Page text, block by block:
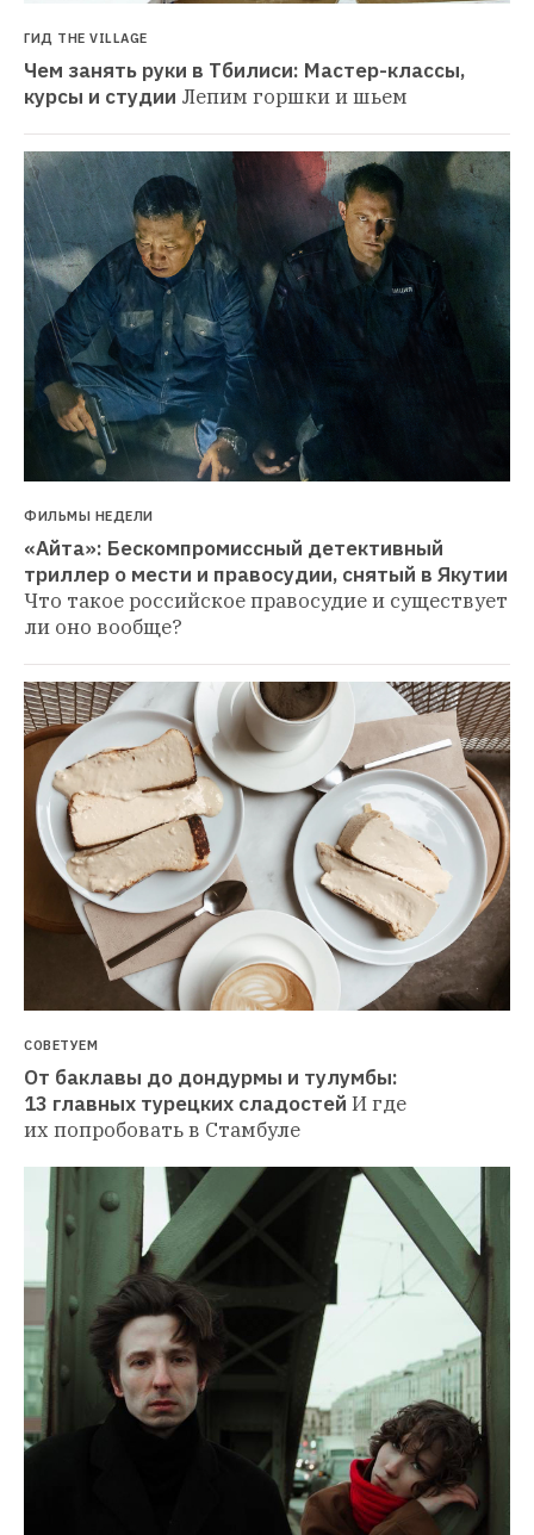
ГИД THE VILLAGE
Чем занять руки в Тбилиси: Мастер-классы,
курсы и студии Лепим горшки и шьем
ФИЛЬМЫ НЕДЕЛИ
«Айта»: Бескомпромиссный детективный
триллер о мести и правосудии, снятый в Якутии
Что такое российское правосудие и существует
ли оно вообще?
СОВЕТУЕМ
От баклавы до дондурмы и тулумбы:
13 главных турецких сладостей И где
их попробовать в Стамбуле